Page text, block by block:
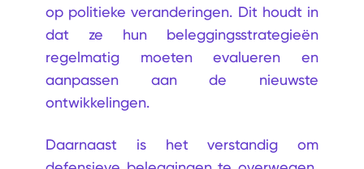
op politieke veranderingen. Dit houdt in
dat ze hun beleggingsstrategieën
regelmatig moeten evalueren en
aanpassen aan de nieuwste
ontwikkelingen.
Daarnaast is het verstandig om